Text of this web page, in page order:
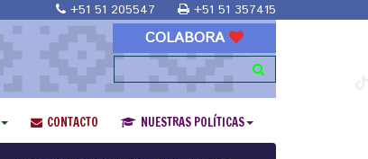
+51 51 205547 +51 51 357415
COLABORA
CONTACTO NUESTRAS POLÍTICAS